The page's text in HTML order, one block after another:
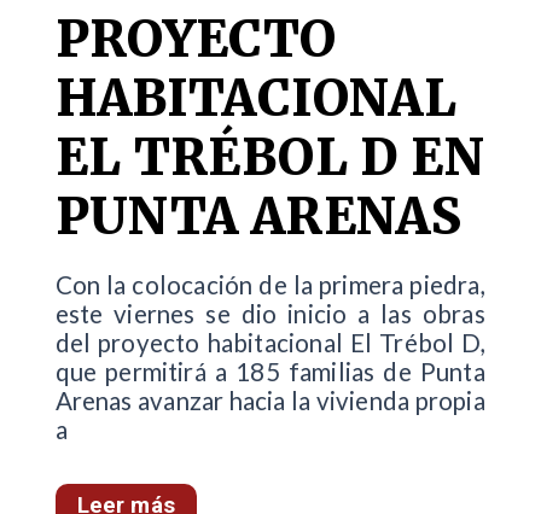
PROYECTO
HABITACIONAL
EL TRÉBOL D EN
PUNTA ARENAS
Con la colocación de la primera piedra,
este viernes se dio inicio a las obras
del proyecto habitacional El Trébol D,
que permitirá a 185 familias de Punta
Arenas avanzar hacia la vivienda propia
a
Leer más